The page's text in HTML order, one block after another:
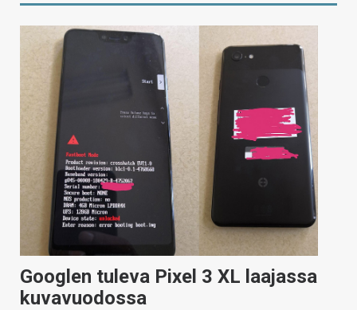
Googlen tuleva Pixel 3 XL laajassa
kuvavuodossa